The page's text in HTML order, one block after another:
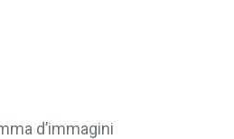
d’immagini